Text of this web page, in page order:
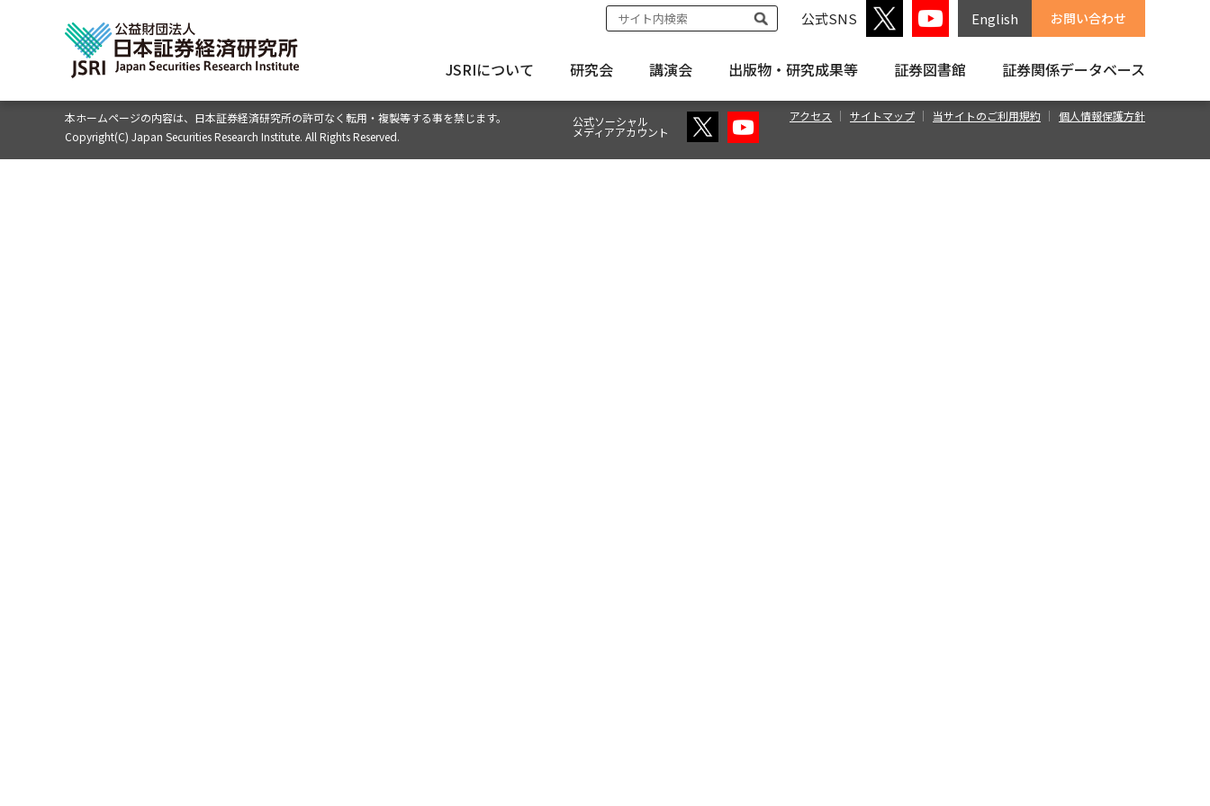
公式SNS English お問い合わせ
JSRIについて 研究会 講演会 出版物・ 研究成果等 証券図書館 証券関係データベース
アクセス サイトマップ 当サイトのご利用規約 個人情報保護方針
公式ソーシャル
メディアアカウント
本ホームページの内容は、 日本証券経済研究所の許可なく転用・複製等する事を禁じます。
Copyright(C) Japan Securities Research Institute. All Rights Reserved.